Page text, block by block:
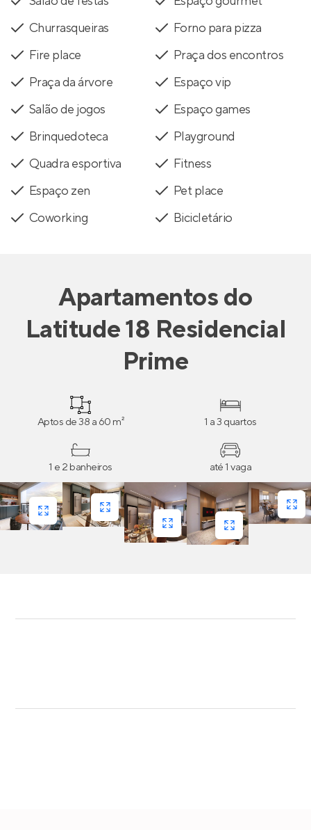
Churrasqueiras
Forno para pizza
Fire place
Praça dos encontros
Praça da árvore
Espaço vip
Salão de jogos
Espaço games
Brinquedoteca
Playground
Quadra esportiva
Fitness
Espaço zen
Pet place
Coworking
Bicicletário
Apartamentosdo
Latitude 18 Residencial
Prime
Aptos de 38 a 60 m² 1 a 3 quartos
1 e 2 banheiros até 1 vaga